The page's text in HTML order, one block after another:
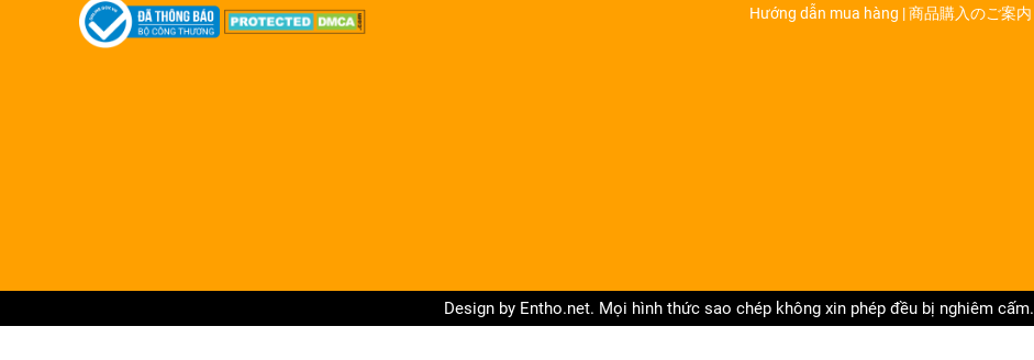
Hướng dẫn mua hàng | 商品購入のご案内
Design by Entho.net. Mọi hình thức sao chép không xin phép đều bị nghiêm cấm.